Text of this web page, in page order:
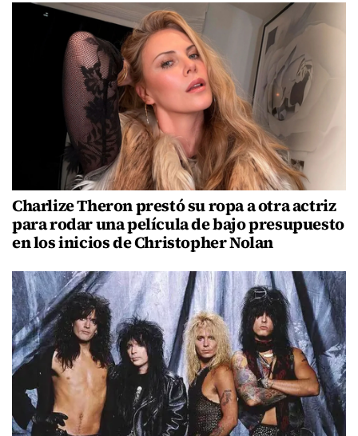
Charlize Theron prestó su ropa a otra actriz
para rodar una película de bajo presupuesto
en los inicios de Christopher Nolan